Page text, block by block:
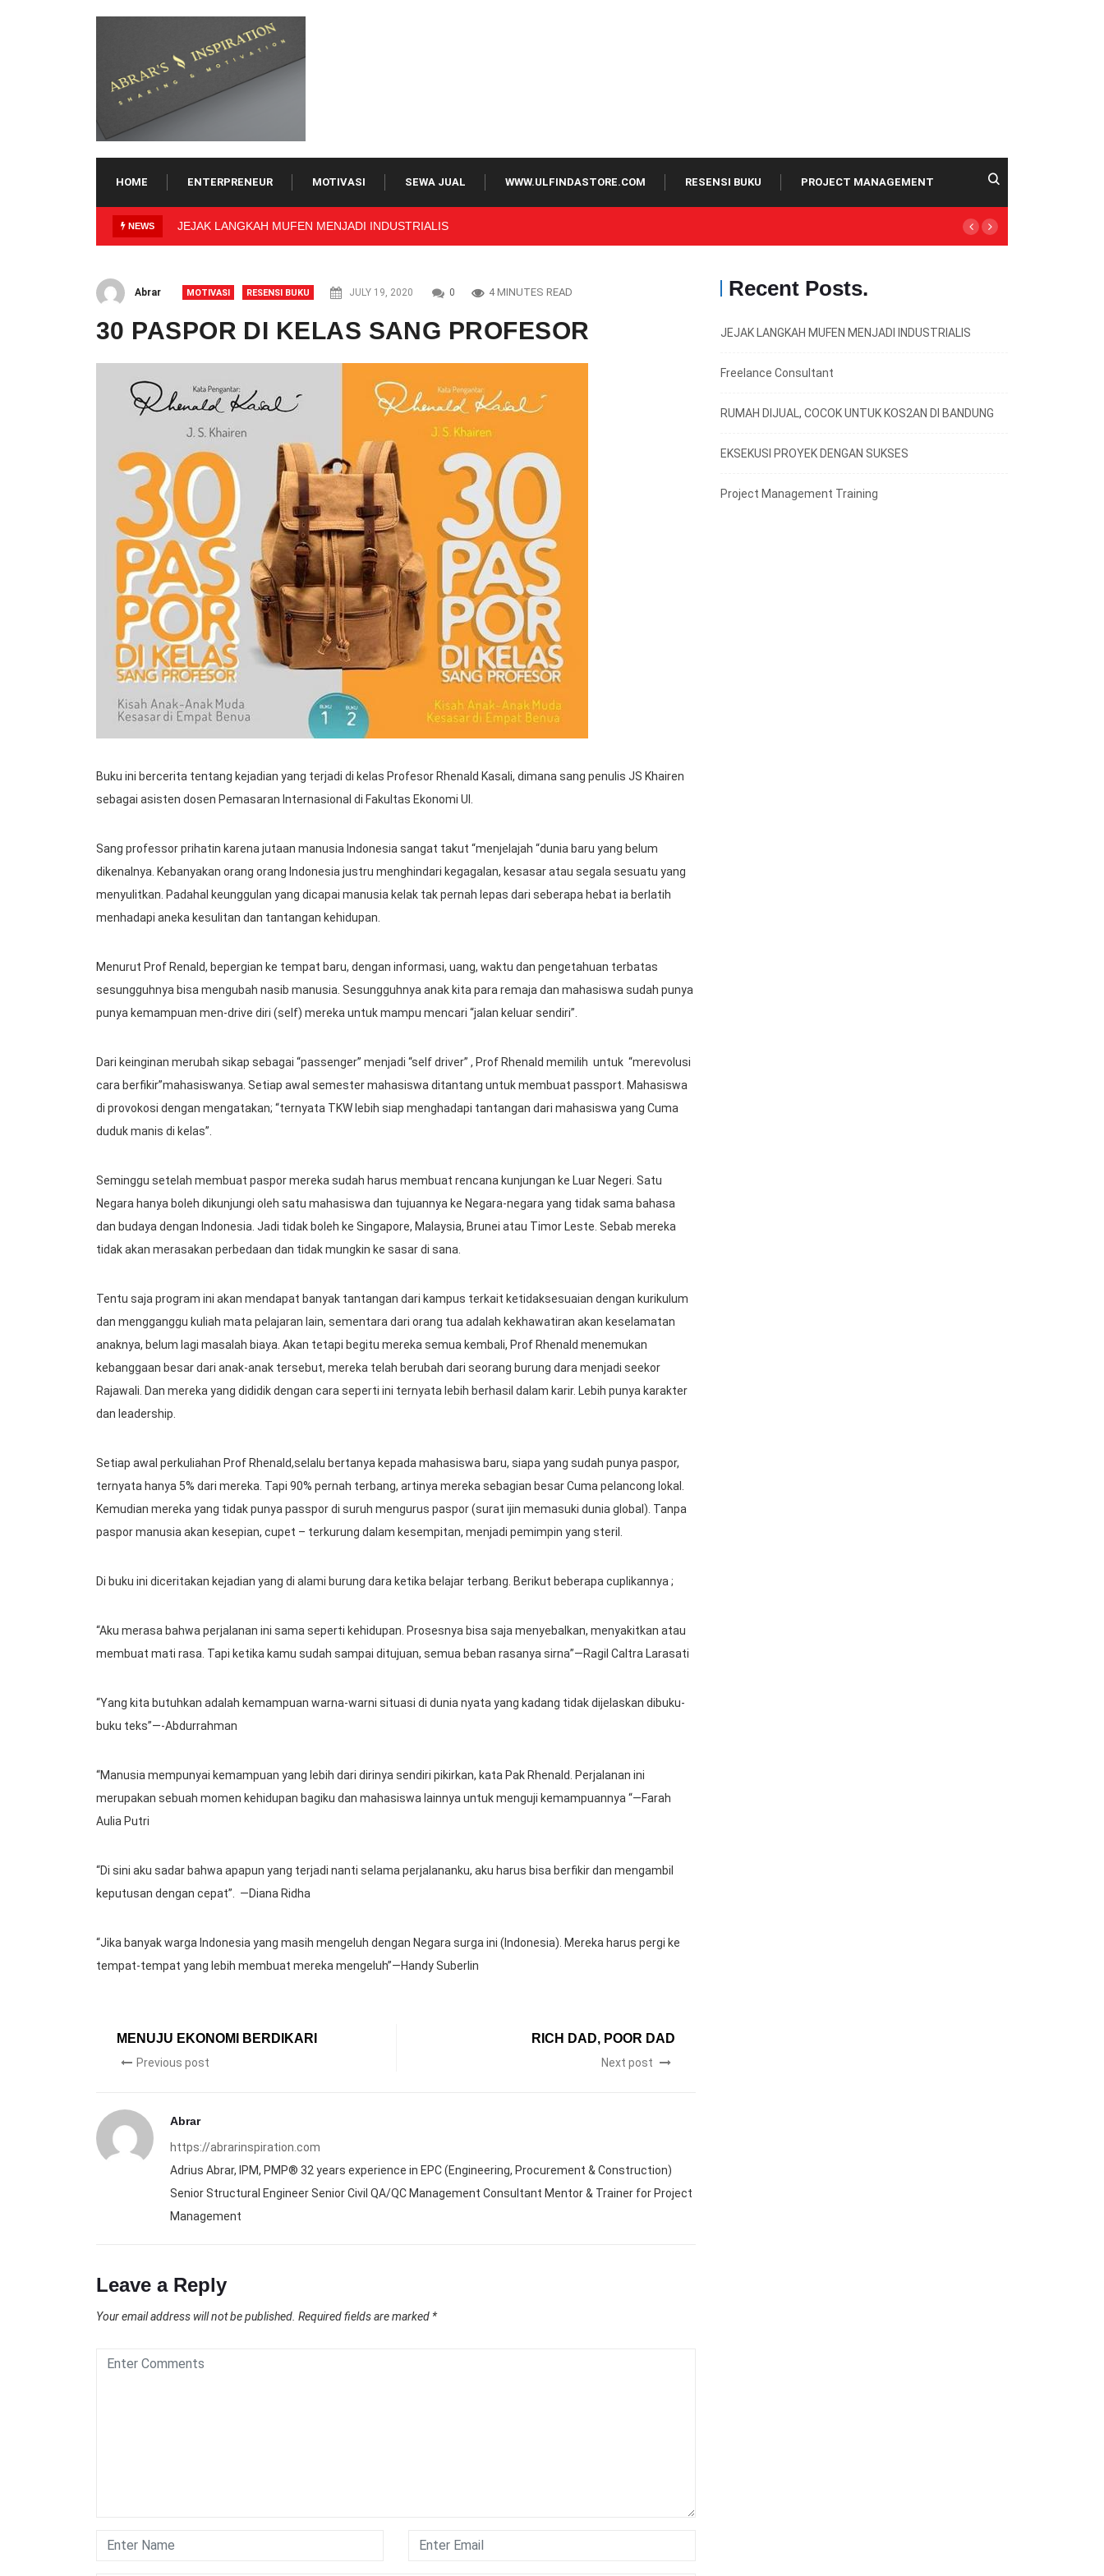
HOME ENTERPRENEUR MOTIVASI SEWA JUAL WWW.ULFINDASTORE.COM RESENSI BUKU PROJECT MANAGEMENT
NEWS
LANGKAH MUFEN MENJADI INDUSTRIALISFreelance Consultant
Abrar MOTIVASI RESENSI BUKU JULY 19, 2020 0 4 MINUTES READ
30 PASPOR DI KELAS SANG PROFESOR
Buku ini bercerita tentang kejadian yang terjadi di kelas Profesor Rhenald Kasali, dimana sang penulis JS Khairen
sebagai asisten dosen Pemasaran Internasional di Fakultas Ekonomi UI.
Sang professor prihatin karena jutaan manusia Indonesia sangat takut “menjelajah “dunia baru yang belum
dikenalnya. Kebanyakan orang orang Indonesia justru menghindari kegagalan, kesasar atau segala sesuatu yang
menyulitkan. Padahal keunggulan yang dicapai manusia kelak tak pernah lepas dari seberapa hebat ia berlatih
menhadapi aneka kesulitan dan tantangan kehidupan.
Menurut Prof Renald, bepergian ke tempat baru, dengan informasi, uang, waktu dan pengetahuan terbatas
sesungguhnya bisa mengubah nasib manusia. Sesungguhnya anak kita para remaja dan mahasiswa sudah punya
punya kemampuan men-drive diri (self) mereka untuk mampu mencari “jalan keluar sendiri”.
Dari keinginan merubah sikap sebagai “passenger” menjadi “self driver” , Prof Rhenald memilih untuk “merevolusi
cara berfikir”mahasiswanya. Setiap awal semester mahasiswa ditantang untuk membuat passport. Mahasiswa
di provokosi dengan mengatakan; “ternyata TKW lebih siap menghadapi tantangan dari mahasiswa yang Cuma
duduk manis di kelas”.
Seminggu setelah membuat paspor mereka sudah harus membuat rencana kunjungan ke Luar Negeri. Satu
Negara hanya boleh dikunjungi oleh satu mahasiswa dan tujuannya ke Negara-negara yang tidak sama bahasa
dan budaya dengan Indonesia. Jadi tidak boleh ke Singapore, Malaysia, Brunei atau Timor Leste. Sebab mereka
tidak akan merasakan perbedaan dan tidak mungkin ke sasar di sana.
Tentu saja program ini akan mendapat banyak tantangan dari kampus terkait ketidaksesuaian dengan kurikulum
dan mengganggu kuliah mata pelajaran lain, sementara dari orang tua adalah kekhawatiran akan keselamatan
anaknya, belum lagi masalah biaya. Akan tetapi begitu mereka semua kembali, Prof Rhenald menemukan
kebanggaan besar dari anak-anak tersebut, mereka telah berubah dari seorang burung dara menjadi seekor
Rajawali. Dan mereka yang dididik dengan cara seperti ini ternyata lebih berhasil dalam karir. Lebih punya karakter
dan leadership.
Setiap awal perkuliahan Prof Rhenald,selalu bertanya kepada mahasiswa baru, siapa yang sudah punya paspor,
ternyata hanya 5% dari mereka. Tapi 90% pernah terbang, artinya mereka sebagian besar Cuma pelancong lokal.
Kemudian mereka yang tidak punya passpor di suruh mengurus paspor (surat ijin memasuki dunia global). Tanpa
paspor manusia akan kesepian, cupet – terkurung dalam kesempitan, menjadi pemimpin yang steril.
Di buku ini diceritakan kejadian yang di alami burung dara ketika belajar terbang. Berikut beberapa cuplikannya ;
“Aku merasa bahwa perjalanan ini sama seperti kehidupan. Prosesnya bisa saja menyebalkan, menyakitkan atau
membuat mati rasa. Tapi ketika kamu sudah sampai ditujuan, semua beban rasanya sirna”—Ragil Caltra Larasati
“Yang kita butuhkan adalah kemampuan warna-warni situasi di dunia nyata yang kadang tidak dijelaskan dibuku-
buku teks”—-Abdurrahman
“Manusia mempunyai kemampuan yang lebih dari dirinya sendiri pikirkan, kata Pak Rhenald. Perjalanan ini
merupakan sebuah momen kehidupan bagiku dan mahasiswa lainnya untuk menguji kemampuannya “—Farah
Aulia Putri
“Di sini aku sadar bahwa apapun yang terjadi nanti selama perjalananku, aku harus bisa berfikir dan mengambil
keputusan dengan cepat”. —Diana Ridha
“Jika banyak warga Indonesia yang masih mengeluh dengan Negara surga ini (Indonesia). Mereka harus pergi ke
tempat-tempat yang lebih membuat mereka mengeluh”—Handy Suberlin
MENUJU EKONOMI BERDIKARI
Previous post
RICH DAD, POOR DAD
Next post
Abrar
https://abrarinspiration.com
Adrius Abrar, IPM, PMP® 32 years experience in EPC (Engineering, Procurement & Construction)
Senior Structural Engineer Senior Civil QA/QC Management Consultant Mentor & Trainer for Project
Management
Leave a Reply
Your email address will not be published. Required fields are marked *
Recent Posts.
JEJAK LANGKAH MUFEN MENJADI INDUSTRIALIS
Freelance Consultant
RUMAH DIJUAL, COCOK UNTUK KOS2AN DI BANDUNG
EKSEKUSI PROYEK DENGAN SUKSES
Project Management Training